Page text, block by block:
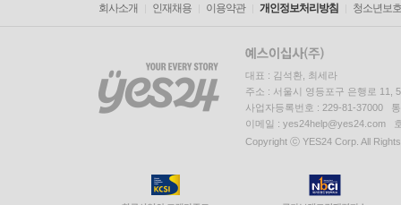
회사소개 인재채용 이용약관 개인정보처리방침 청소년보
대표 : 김석환, 최세라
주소 : 서울시 영등포구 은행로 11,
사업자등록번호 : 229-81-37000
이메일 : yes24help@yes24.com
Copyright ⓒ YES24 Corp. All